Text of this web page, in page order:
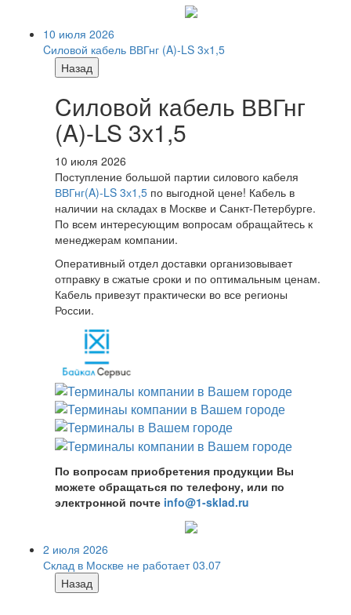
10 июля 2026
Cиловой кабель ВВГнг (A)-LS 3х1,5
Назад
Cиловой кабель ВВГнг
(A)-LS 3х1,5
10 июля 2026
Поступление большой партии силового кабеля
ВВГнг(A)-LS 3х1,5 по выгодной цене! Кабель в
наличии на складах в Москве и Санкт-Петербурге.
По всем интересующим вопросам обращайтесь к
менеджерам компании.
Оперативный отдел доставки организовывает
отправку в сжатые сроки и по оптимальным ценам.
Кабель привезут практически во все регионы
России.
По вопросам приобретения продукции Вы
можете обращаться по телефону, или по
электронной почте info@1-sklad.ru
2 июля 2026
Склад в Москве не работает 03.07
Назад